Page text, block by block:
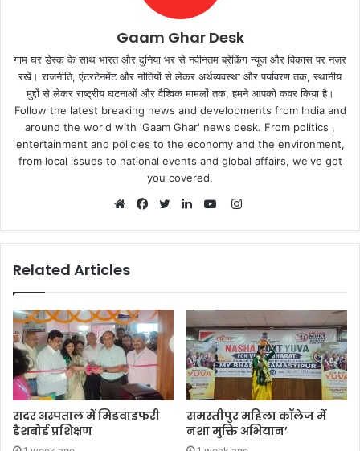
Gaam Ghar Desk
गाम घर डेस्क के साथ भारत और दुनिया भर से नवीनतम ब्रेकिंग न्यूज़ और विकास पर नज़र
रखें। राजनीति, एंटरटेनमेंट और नीतियों से लेकर अर्थव्यवस्था और पर्यावरण तक, स्थानीय
मुद्दों से लेकर राष्ट्रीय घटनाओं और वैश्विक मामलों तक, हमने आपको कवर किया है।
Follow the latest breaking news and developments from India and
around the world with 'Gaam Ghar' news desk. From politics ,
entertainment and policies to the economy and the environment,
from local issues to national events and global affairs, we've got
you covered.
Instagram
Related Articles
सदर अस्पताल में मिडवाइफरी
डैशबोर्ड प्रशिक्षण
समस्तीपुर महिला कॉलेज में
नशा मुक्ति अभियान’